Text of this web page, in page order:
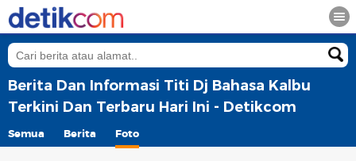
Berita Dan Informasi Titi Dj Bahasa Kalbu
Terkini Dan Terbaru Hari Ini - Detikcom
Semua Berita Foto